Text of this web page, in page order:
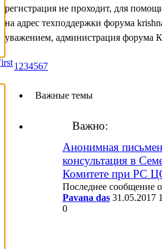
регистрация не проходит, для
на адрес техподдержки форума
уважением, администрация форума
1 234567
Важные темы
Важно:
Анонимная
консультация в
Комитете при РС
Последнее сообщение
Pavana das 31.05.2017
0